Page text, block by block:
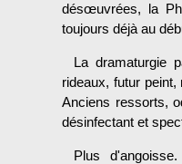
désœuvrées, la
toujours déjà au
La dramaturgie
rideaux, futur
Anciens ressorts,
désinfectant et
Plus